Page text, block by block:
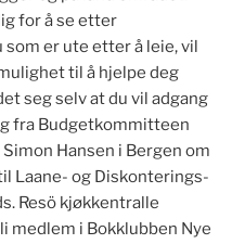
for å se etter
er ute etter å leie, vil
til å hjelpe deg
seg selv at du vil adgang
fra Budgetkommitteen
Hansen i Bergen om
Laane- og Diskonterings-
Resö kjøkkentralle
medlem i Bokklubben Nye